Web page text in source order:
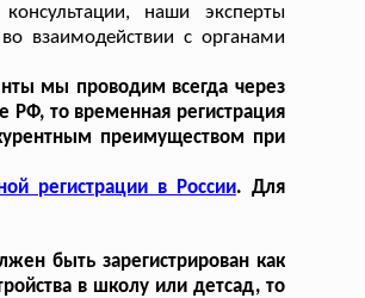
наши эксперты
взаимодействии с органами
мы проводим всегда через
РФ, то временная регистрация
преимуществом при
регистрации в России. Для
быть зарегистрирован как
в школу или детсад, то